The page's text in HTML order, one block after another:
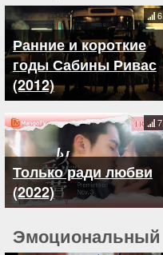
Ранние и короткие
годы Сабины Ривас
(2012)
Только ради любви
(2022)
Эмоциональный